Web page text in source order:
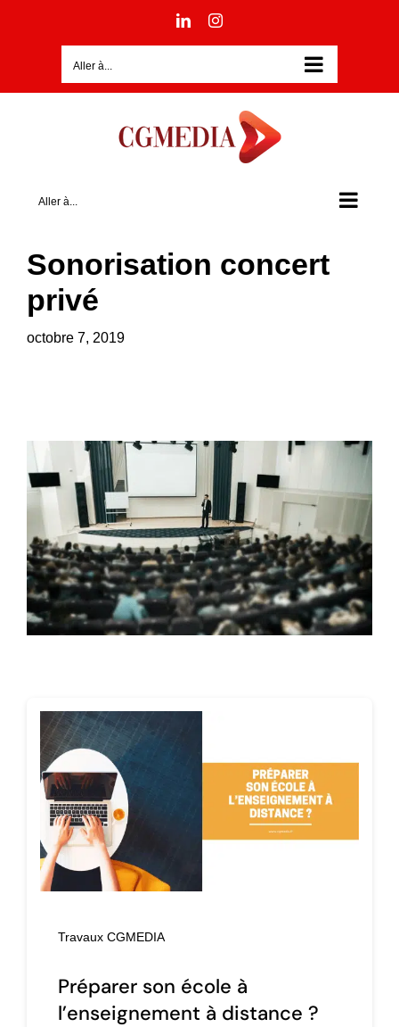
LinkedInInstagram
Aller à...
Aller à...
Sonorisation concert
privé
octobre 7, 2019
Travaux CGMEDIA
Préparer son école à
l’enseignement à distance ?